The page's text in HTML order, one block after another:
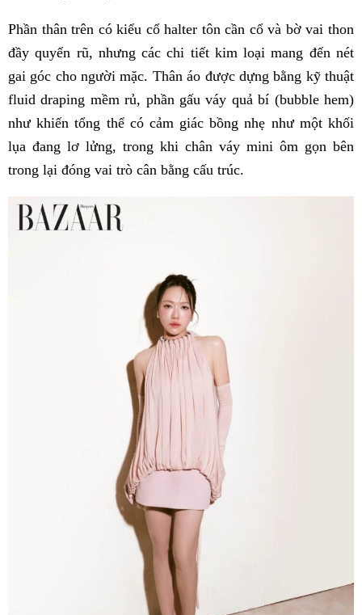
Phần thân trên có kiểu cổ halter tôn cần cổ và bờ vai thon
đầy quyến rũ, nhưng các chi tiết kim loại mang đến nét
gai góc cho người mặc. Thân áo được dựng bằng kỹ thuật
fluid draping mềm rủ, phần gấu váy quả bí (bubble hem)
như khiến tổng thể có cảm giác bồng nhẹ như một khối
lụa đang lơ lửng, trong khi chân váy mini ôm gọn bên
trong lại đóng vai trò cân bằng cấu trúc.